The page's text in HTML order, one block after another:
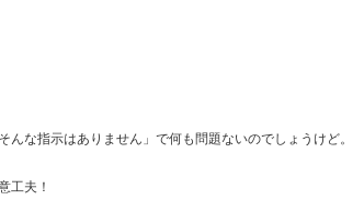
な指示はありません」で何も問題ないのでしょうけど。
工夫！